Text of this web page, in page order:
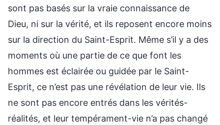
sont pas basés sur la vraie connaissance de
Dieu, ni sur la vérité, et ils reposent encore moins
sur la direction du Saint-Esprit. Même s’il y a des
moments où une partie de ce que font les
hommes est éclairée ou guidée par le Saint-
Esprit, ce n’est pas une révélation de leur vie. Ils
ne sont pas encore entrés dans les vérités-
réalités, et leur tempérament-vie n’a pas changé